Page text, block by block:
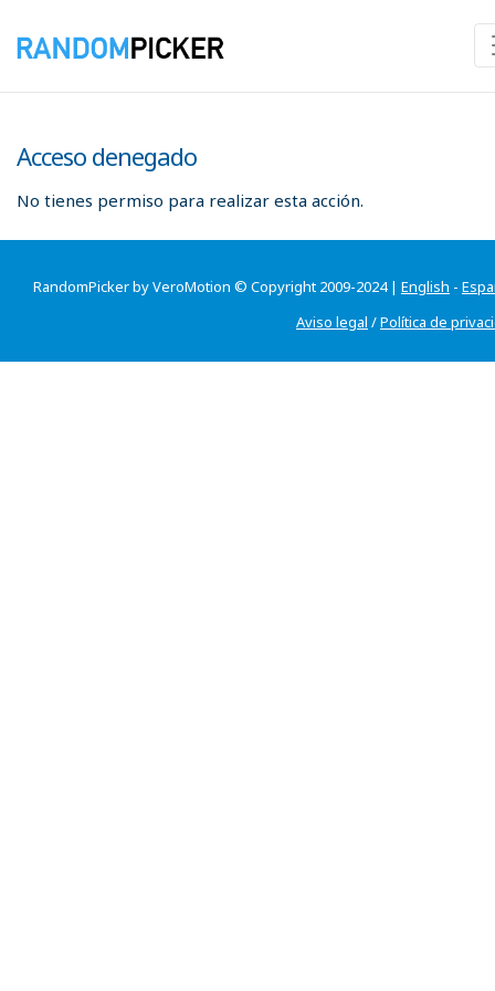
Acceso denegado
No tienes permiso para realizar esta acción.
RandomPicker by VeroMotion © Copyright 2009-2024 | English -
Aviso legal /Política de